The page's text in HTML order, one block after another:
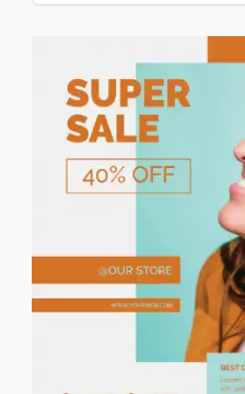
Alquiler De Vacaciones
Alquiler De Casas/pisos
Venta De Casas/piso
Compartidos
Garajes/Trasteros